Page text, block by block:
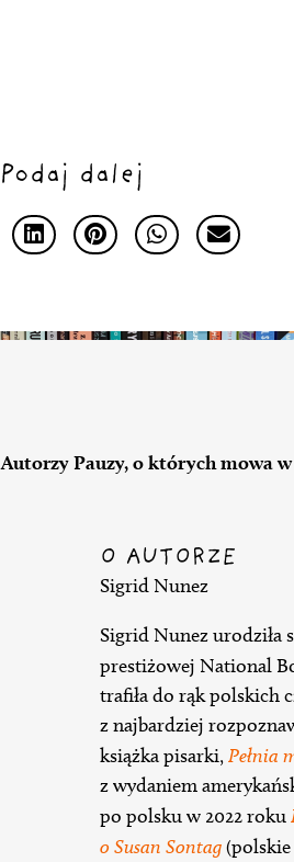
Podaj dalej
Autorzy Pauzy, o których mowa
O AUTORZE
Sigrid Nunez
Sigrid Nunez urodziła
prestiżowej National
trafiła do rąk polskich
z najbardziej
książka pisarki,Pełnia
z wydaniem
po polsku w 2022 roku
o Susan Sontag(polskie